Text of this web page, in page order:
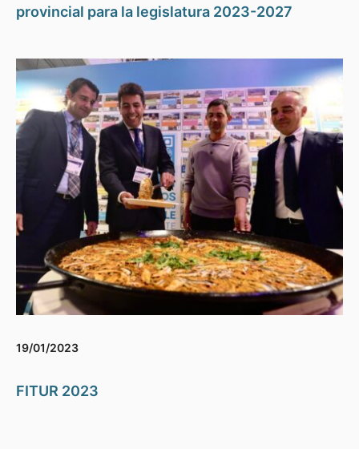
provincial para la legislatura 2023-2027
19/01/2023
FITUR 2023